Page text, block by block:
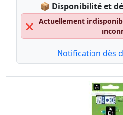
📦 Lagerstatus:
Disponibilité et
❌
Actuellement
Notification dès